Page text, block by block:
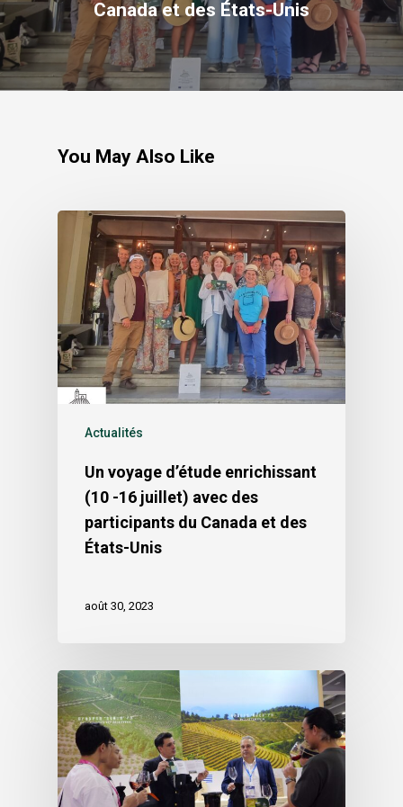
Canada et des États-Unis
You May Also Like
Actualités
Un voyage d’étude enrichissant
(10 -16 juillet) avec des
participants du Canada et des
États-Unis
août 30, 2023